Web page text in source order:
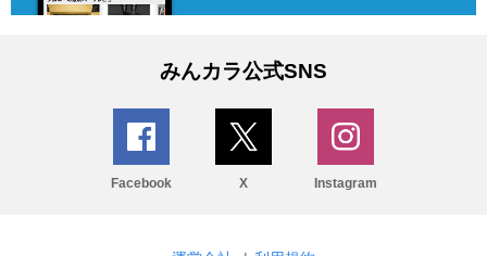
みんカラ公式SNS
Facebook X Instagram